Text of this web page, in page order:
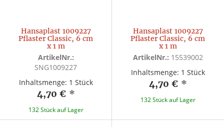
Hansaplast 1009227
Pflaster Classic, 6 cm
x 1 m
ArtikelNr.:
SNG1009227
Inhaltsmenge: 1 Stück
4,70 € *
132 Stück auf Lager
Hansaplast 1009227
Pflaster Classic, 6 cm
x 1 m
ArtikelNr.: 15539002
Inhaltsmenge: 1 Stück
4,70 € *
132 Stück auf Lager